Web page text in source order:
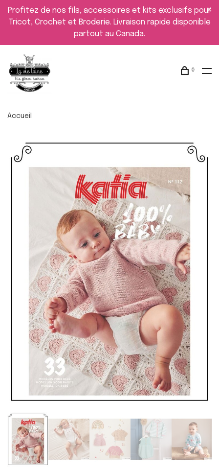
Profitez de nos fils, accessoires et kits exclusifs pour
Tricot, Crochet et Broderie. Livraison rapide disponible
partout au Canada.
0
Accueil